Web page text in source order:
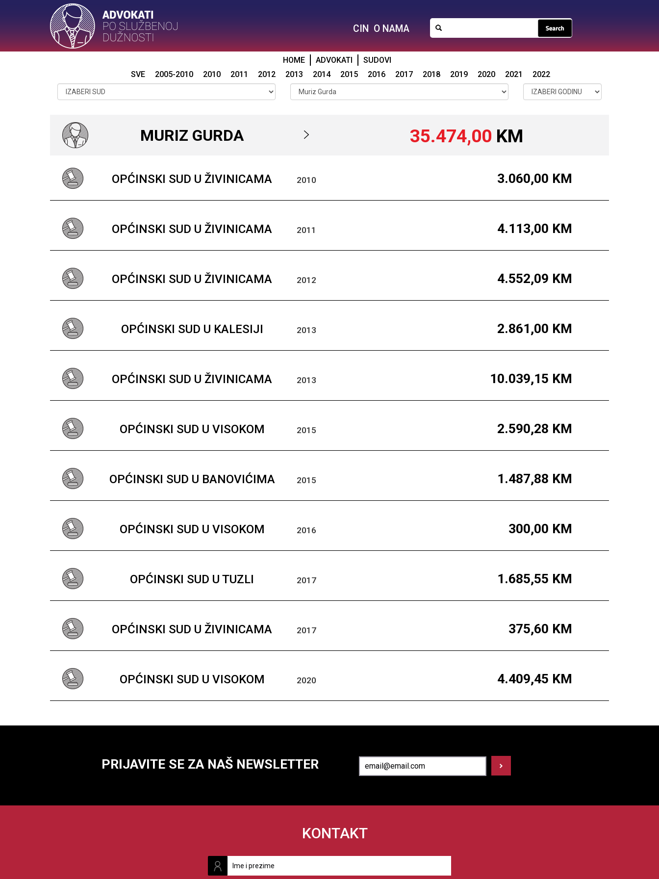
CIN O NAMA
HOME ADVOKATI
SUDOVI
2022
2021
2020
2019
2018
2017
2016
2015
2014
2013
2012
2011
2010
2005-2010
SVE
MURIZ GURDA 35.474,00 KM
OPĆINSKI SUD U ŽIVINICAMA 2010 3.060,00 KM
OPĆINSKI SUD U ŽIVINICAMA 2011 4.113,00 KM
OPĆINSKI SUD U ŽIVINICAMA 2012 4.552,09 KM
OPĆINSKI SUD U KALESIJI 2013 2.861,00 KM
OPĆINSKI SUD U ŽIVINICAMA 2013 10.039,15 KM
OPĆINSKI SUD U VISOKOM 2015 2.590,28 KM
OPĆINSKI SUD U BANOVIĆIMA 2015 1.487,88 KM
OPĆINSKI SUD U VISOKOM 2016 300,00 KM
OPĆINSKI SUD U TUZLI 2017 1.685,55 KM
OPĆINSKI SUD U ŽIVINICAMA 2017 375,60 KM
OPĆINSKI SUD U VISOKOM 2020 4.409,45 KM
PRIJAVITE SE ZA NAŠ NEWSLETTER
KONTAKT